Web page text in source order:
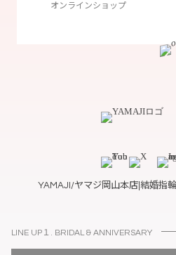
オンラインショップ
YAMAJI/ヤマジ岡山本店|結婚指
LINE UP１. BRIDAL & ANNIVERSARY